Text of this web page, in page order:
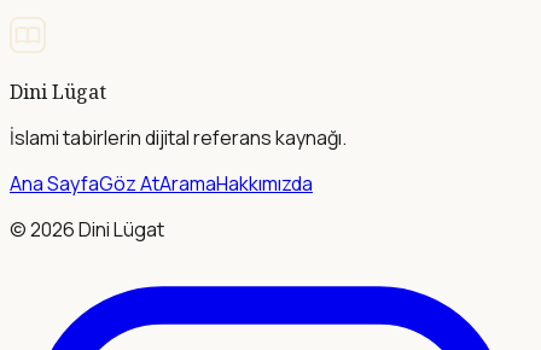
Dini Lügat
İslami tabirlerin dijital referans kaynağı.
Ana SayfaGöz AtAramaHakkımızda
©2026Dini Lügat